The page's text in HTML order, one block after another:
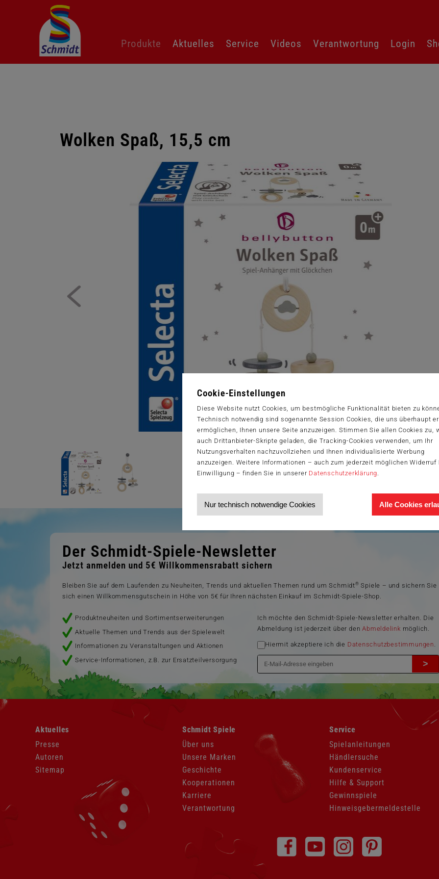
Cookie-Einstellungen
Diese Website nutzt Cookies, um bestmögliche Funktionalität bieten zu
Technisch notwendig sind sogenannte Session Cookies, die uns überhaupt
ermöglichen, Ihnen unsere Seite anzuzeigen. Stimmen Sie allen Cookies zu,
auch Drittanbieter-Skripte geladen, die Tracking-Cookies verwenden, um Ihr
Nutzungsverhalten nachzuvollziehen und Ihnen individualisierte Werbung
anzuzeigen. Weitere Informationen – auch zum jederzeit möglichen Widerruf
Einwilligung – finden Sie in unserer Datenschutzerklärung
Nur technisch notwendige Cookies Alle Cookies
überspringen
Produkte Aktuelles Service Videos Verantwortung Login
Wolken Spaß, 15,5 cm
Der Schmidt-Spiele-Newsletter
Jetzt anmelden und 5€ Willkommensrabatt sichern
Bleiben Sie auf dem Laufenden zu Neuheiten, Trends und aktuellen Themen rund um Schmidt® Spiele – und sichern Sie
sich einen Willkommensgutschein in Höhe von 5€ für Ihren nächsten Einkauf im Schmidt-Spiele-Shop.
Produktneuheiten und Sortimentserweiterungen
Aktuelle Themen und Trends aus der Spielewelt
Informationen zu Veranstaltungen und Aktionen
Service-Informationen, z.B. zur Ersatzteilversorgung
Ich möchte den Schmidt-Spiele-Newsletter erhalten. Die
Abmeldung ist jederzeit über denAbmeldelink möglich.
Hiermit akzeptiere ich die Datenschutzbestimmungen
>
überspringen
Aktuelles
Presse
Autoren
Sitemap
Navigation
überspringen
Schmidt Spiele
Über uns
Unsere Marken
Geschichte
Kooperationen
Karriere
Verantwortung
Navigation
überspringen
Service
Spielanleitungen
Händlersuche
Kundenservice
Hilfe & Support
Gewinnspiele
Hinweisgebermeldestelle